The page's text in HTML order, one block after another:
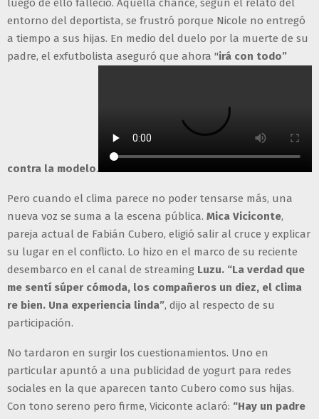
luego de ello falleció. Aquella chance, según el relato del
entorno del deportista, se frustró porque Nicole no entregó
a tiempo a sus hijas. En medio del duelo por la muerte de su
padre, el exfutbolista aseguró que ahora "irá con todo”
contra la modelo.
Pero cuando el clima parece no poder tensarse más, una
nueva voz se suma a la escena pública. Mica Viciconte,
pareja actual de Fabián Cubero, eligió salir al cruce y explicar
su lugar en el conflicto. Lo hizo en el marco de su reciente
desembarco en el canal de streaming Luzu. “La verdad que
me sentí súper cómoda, los compañeros un diez, el clima
re bien. Una experiencia linda”, dijo al respecto de su
participación.
No tardaron en surgir los cuestionamientos. Uno en
particular apuntó a una publicidad de yogurt para redes
sociales en la que aparecen tanto Cubero como sus hijas.
Con tono sereno pero firme, Viciconte aclaró: “Hay un padre